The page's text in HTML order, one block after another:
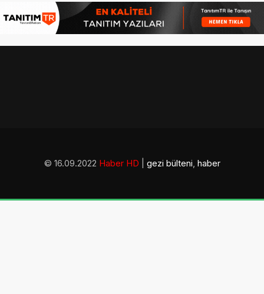
© 16.09.2022 Haber HD gezi bülteni, haber